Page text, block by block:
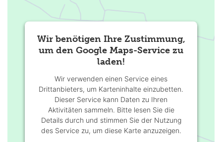
Wir benötigen Ihre Zustimmung,
um den Google Maps-Service zu
laden!
Wir verwenden einen Service eines
Drittanbieters, um Karteninhalte einzubetten.
Dieser Service kann Daten zu Ihren
Aktivitäten sammeln. Bitte lesen Sie die
Details durch und stimmen Sie der Nutzung
des Service zu, um diese Karte anzuzeigen.